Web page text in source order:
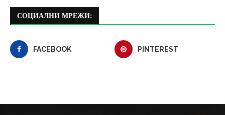
СОЦИАЛНИ МРЕЖИ:
FACEBOOK PINTEREST